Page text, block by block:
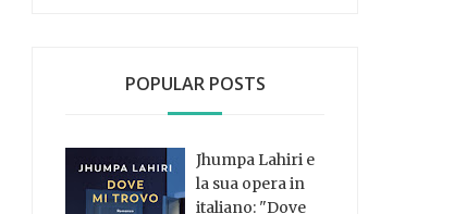
POPULAR POSTS
Jhumpa Lahiri e
la sua opera in
italiano: "Dove